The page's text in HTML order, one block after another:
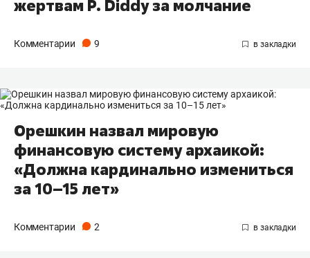
жертвам P. Diddy за молчание
Комментарии 9
Орешкин назвал мировую
финансовую систему архаикой:
«Должна кардинально измениться
за 10–15 лет»
Комментарии 2